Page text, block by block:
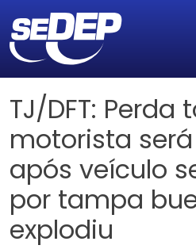
TJ/DFT: Perda
motorista
após veículo
por tampa
explodiu